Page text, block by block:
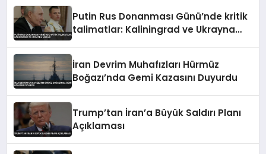
Putin Rus Donanması Günü’nde kritik
talimatlar: Kaliningrad ve Ukrayna
İran Devrim Muhafızları Hürmüz
Boğazı’nda Gemi Kazasını Duyurdu
Trump’tan İran’a Büyük Saldırı Planı
Açıklaması